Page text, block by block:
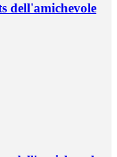
dell'amichevole